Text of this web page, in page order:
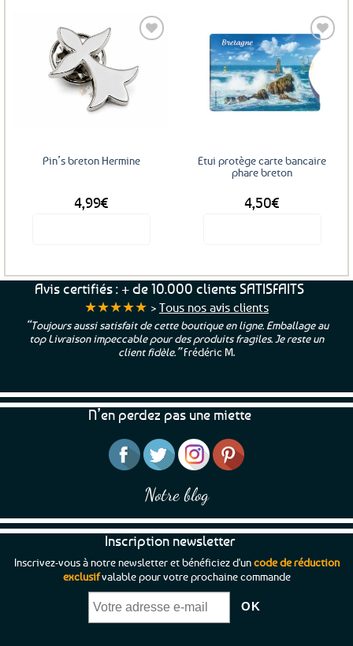
Ajouter
Pin’s breton Hermine
4,99€
Ajouter
aux
favoris
Etui protège carte bancaire
phare breton
4,50€
Avis certifiés : + de 10.000 clients SATISFAITS
★★★★★ > Tous nos avis clients
“Toujours aussi satisfait de cette boutique en ligne. Emballage au
top Livraison impeccable pour des produits fragiles. Je reste un
client fidèle.”Frédéric M.
N’en perdez pas une miette
Notre blog
Inscription newsletter
Inscrivez-vous à notre newsletter et bénéficiez d'uncode de réduction
exclusifvalable pour votre prochaine commande